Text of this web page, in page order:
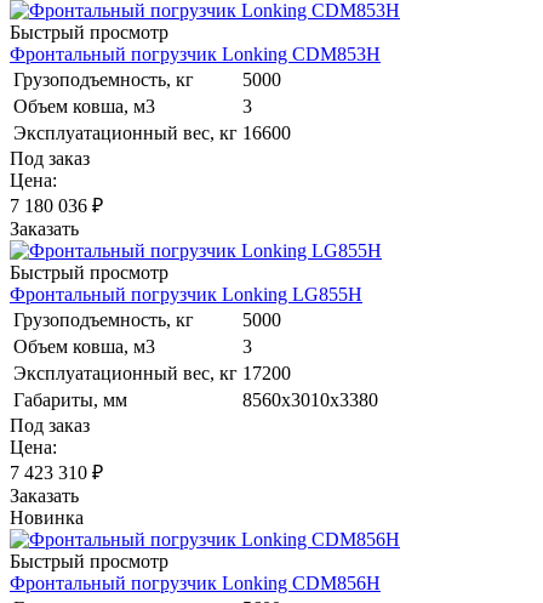
Быстрый просмотр
Фронтальный погрузчик Lonking CDM853H
Грузоподъемность, кг
5000
Объем ковша, м3
3
Эксплуатационный вес, кг 16600
Под заказ
Цена:
7 180 036 ₽
Заказать
Быстрый просмотр
Фронтальный погрузчик Lonking LG855H
Грузоподъемность, кг
5000
Объем ковша, м3
3
Эксплуатационный вес, кг 17200
Габариты, мм
8560х3010х3380
Под заказ
Цена:
7 423 310 ₽
Заказать
Новинка
Быстрый просмотр
Фронтальный погрузчик Lonking CDM856H